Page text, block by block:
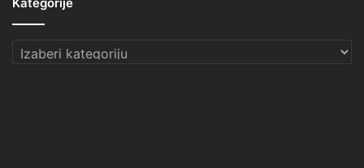
Kategorije